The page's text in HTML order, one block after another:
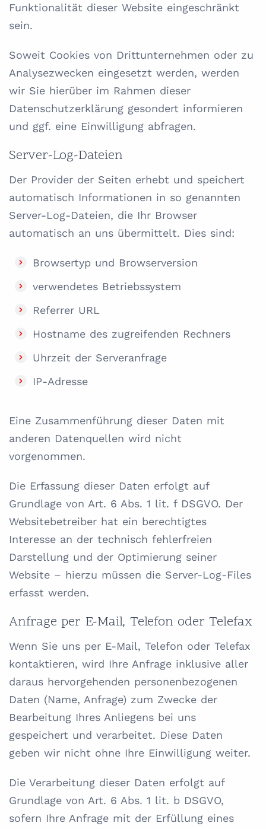
Funktionalität dieser Website eingeschränkt
sein.
Soweit Cookies von Drittunternehmen oder zu
Analysezwecken eingesetzt werden, werden
wir Sie hierüber im Rahmen dieser
Datenschutzerklärung gesondert informieren
und ggf. eine Einwilligung abfragen.
Server-Log-Dateien
Der Provider der Seiten erhebt und speichert
automatisch Informationen in so genannten
Server-Log-Dateien, die Ihr Browser
automatisch an uns übermittelt. Dies sind:
Browsertyp und Browserversion
verwendetes Betriebssystem
Referrer URL
Hostname des zugreifenden Rechners
Uhrzeit der Serveranfrage
IP-Adresse
Eine Zusammenführung dieser Daten mit
anderen Datenquellen wird nicht
vorgenommen.
Die Erfassung dieser Daten erfolgt auf
Grundlage von Art. 6 Abs. 1 lit. f DSGVO. Der
Websitebetreiber hat ein berechtigtes
Interesse an der technisch fehlerfreien
Darstellung und der Optimierung seiner
Website – hierzu müssen die Server-Log-Files
erfasst werden.
Anfrage per E-Mail, Telefon oder Telefax
Wenn Sie uns per E-Mail, Telefon oder Telefax
kontaktieren, wird Ihre Anfrage inklusive aller
daraus hervorgehenden personenbezogenen
Daten (Name, Anfrage) zum Zwecke der
Bearbeitung Ihres Anliegens bei uns
gespeichert und verarbeitet. Diese Daten
geben wir nicht ohne Ihre Einwilligung weiter.
Die Verarbeitung dieser Daten erfolgt auf
Grundlage von Art. 6 Abs. 1 lit. b DSGVO,
sofern Ihre Anfrage mit der Erfüllung eines